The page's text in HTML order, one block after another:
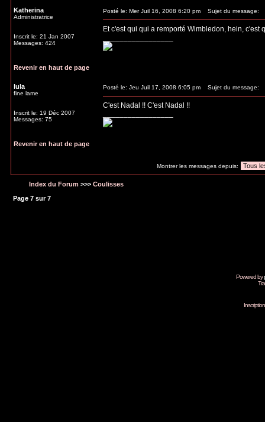
Katherina
Administratrice
Inscrit le: 21 Jan 2007
Messages: 424
Posté le: Mer Juil 16, 2008 6:20 pm Sujet du message:
Et c'est qui qui a remporté Wimbledon, hein, c'est
Revenir en haut de page
lula
fine lame
Inscrit le: 19 Déc 2007
Messages: 75
Posté le: Jeu Juil 17, 2008 6:05 pm Sujet du message:
C'est Nadal !! C'est Nadal !!
Revenir en haut de page
Montrer les messages depuis:
Index du Forum >>> Coulisses
Page 7 sur7
Powered by